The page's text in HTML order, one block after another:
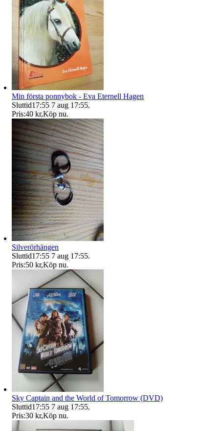
Min första ponnybok - Eva Eternell Hagen
Sluttid17:55 7 aug 17:55.
Pris:40 kr,Köp nu.
Silverörhängen
Sluttid17:55 7 aug 17:55.
Pris:50 kr,Köp nu.
Sky Captain and the World of Tomorrow (DVD)
Sluttid17:55 7 aug 17:55.
Pris:30 kr,Köp nu.